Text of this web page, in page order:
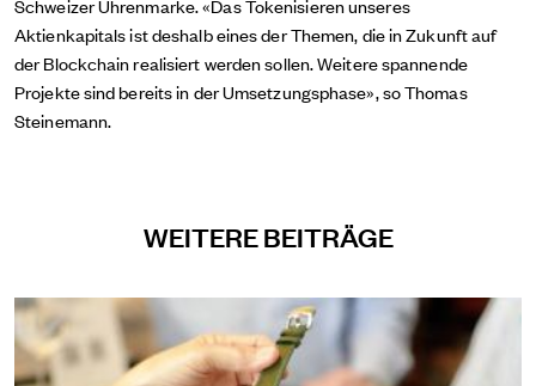
Schweizer Uhrenmarke. «Das Tokenisieren unseres
Aktienkapitals ist deshalb eines der Themen, die in Zukunft auf
der Blockchain realisiert werden sollen. Weitere spannende
Projekte sind bereits in der Umsetzungsphase», so Thomas
Steinemann.
WEITERE BEITRÄGE